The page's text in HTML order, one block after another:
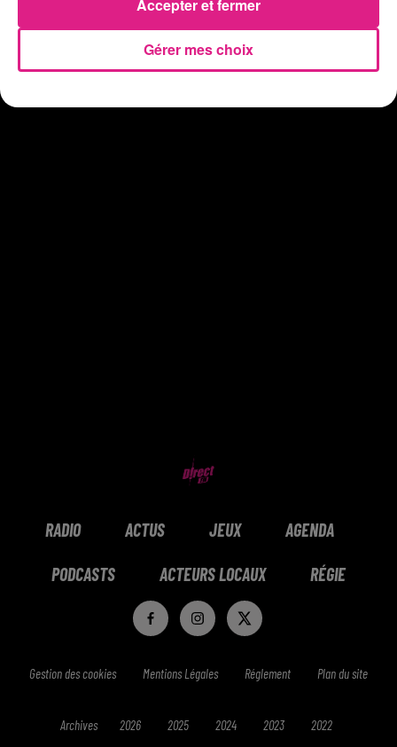
Meurthe-et-Moselle : la police recherche des propriétaires de...
RADIO ACTUS JEUX AGENDA
PODCASTS ACTEURS LOCAUX RÉGIE
Gestion des cookies Mentions Légales Réglement Plan du site
Archives 2026 2025 2024 2023 2022
Gérer mes choix
Accepter et fermer